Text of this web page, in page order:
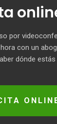
por
con un
dónde estás